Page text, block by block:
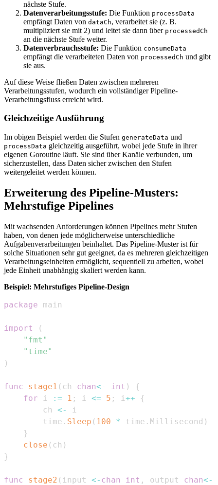
nächste Stufe.
Datenverarbeitungsstufe: Die Funktion processData
empfängt Daten von dataCh, verarbeitet sie (z. B.
multipliziert sie mit 2) und leitet sie dann über processedCh
an die nächste Stufe weiter.
Datenverbrauchsstufe: Die Funktion consumeData
empfängt die verarbeiteten Daten von processedCh und gibt
sie aus.
Auf diese Weise fließen Daten zwischen mehreren
Verarbeitungsstufen, wodurch ein vollständiger Pipeline-
Verarbeitungsfluss erreicht wird.
Gleichzeitige Ausführung
Im obigen Beispiel werden die Stufen generateData und
processData gleichzeitig ausgeführt, wobei jede Stufe in ihrer
eigenen Goroutine läuft. Sie sind über Kanäle verbunden, um
sicherzustellen, dass Daten sicher zwischen den Stufen
weitergeleitet werden können.
Erweiterung des Pipeline-Musters:
Mehrstufige Pipelines
Mit wachsenden Anforderungen können Pipelines mehr Stufen
haben, von denen jede möglicherweise unterschiedliche
Aufgabenverarbeitungen beinhaltet. Das Pipeline-Muster ist für
solche Situationen sehr gut geeignet, da es mehreren gleichzeitigen
Verarbeitungseinheiten ermöglicht, sequentiell zu arbeiten, wobei
jede Einheit unabhängig skaliert werden kann.
Beispiel: Mehrstufiges Pipeline-Design
package
import
(
"fmt"
"time"
)
func stage1 ( ch chan<- int )
{
for i := 1 ; i <= 5 ; i++
{
        ch
<-
        time
. Sleep ( 100 * time . Millisecond )
}
close ( ch )
}
func stage2 ( input <- chan int , output chan<-